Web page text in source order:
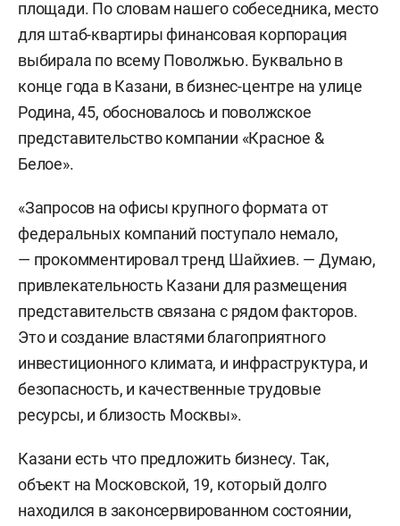
площади. По словам нашего собеседника, место
для штаб-квартиры финансовая корпорация
выбирала по всему Поволжью. Буквально в
конце года в Казани, в бизнес-центре на улице
Родина, 45, обосновалось и поволжское
представительство компании «Красное &
Белое».
«Запросов на офисы крупного формата от
федеральных компаний поступало немало,
— прокомментировал тренд Шайхиев. — Думаю,
привлекательность Казани для размещения
представительств связана с рядом факторов.
Это и создание властями благоприятного
инвестиционного климата, и инфраструктура, и
безопасность, и качественные трудовые
ресурсы, и близость Москвы».
Казани есть что предложить бизнесу. Так,
объект на Московской, 19, который долго
находился в законсервированном состоянии,